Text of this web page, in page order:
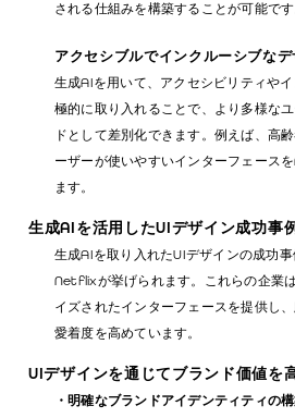
される仕組みを構築することが可能です
アクセシブルでインクルーシブな
生成AIを用いて、アクセシビリティや
極的に取り入れることで、より多様な
ドとして差別化できます。例えば、高
ーザーが使いやすいインターフェース
ます。
生成AIを活用したUIデザイン成功事
生成AIを取り入れたUIデザインの成功
Netflixが挙げられます。これらの企業
イズされたインターフェースを提供し
愛着度を高めています。
UIデザインを通じてブランド価値を
・明確なブランドアイデンティティの